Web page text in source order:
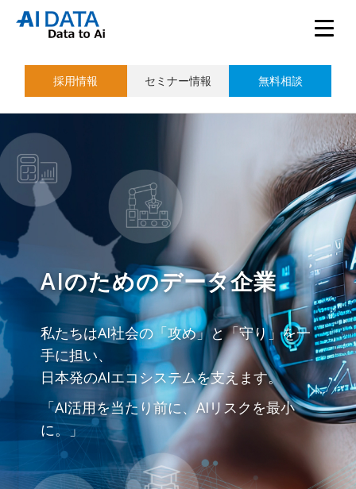
採用情報 セミナー情報 無料相談
AIのためのデータ企業
私たちはAI社会の「攻め」と「守り」を一
手に担い、
日本発のAIエコシステムを支えます。
「AI活用を当たり前に、AIリスクを最小
に。」